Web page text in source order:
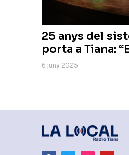
25 anys del
porta a Tiana:
6 juny 2025